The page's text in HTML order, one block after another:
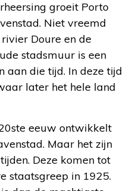
groeit Porto
Niet vreemd
Doure en de
stadsmuur is een
aan die tijd. In deze tijd
later het hele land
ste eeuw ontwikkelt
Maar het zijn
Deze komen tot
staatsgreep in 1925.